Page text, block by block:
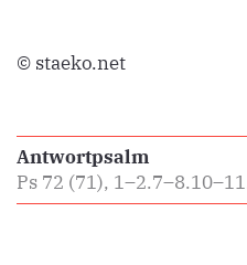
© staeko.net
Antwortpsalm
Ps 72 (71),